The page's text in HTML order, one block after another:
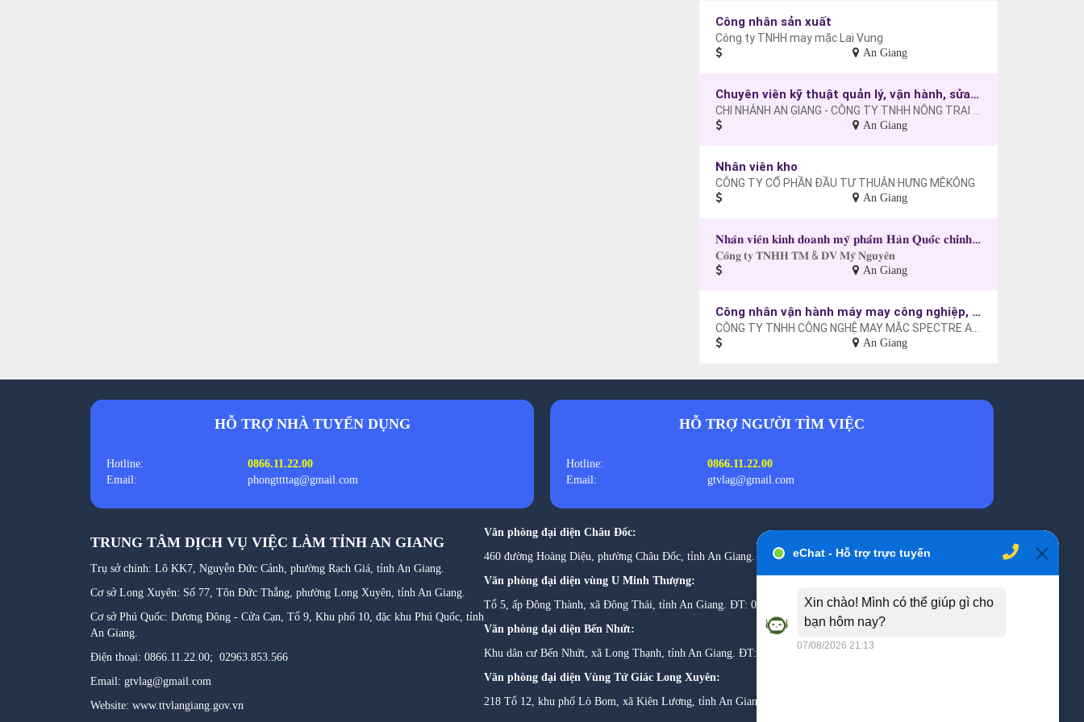
Công nhân sản xuất
Công ty TNHH may mặc Lai Vung
An Giang
Chuyên viên kỹ thuật quản lý, vận hành, sửa chữa máy móc
CHI NHÁNH AN GIANG - CÔNG TY TNHH NÔNG TRẠI XANH GOODFARM VIỆT NAM
An Giang
Nhân viên kho
CÔNG TY CỔ PHẦN ĐẦU TƯ THUẬN HƯNG MÊKÔNG
An Giang
𝐍𝐡𝐚̂𝐧 𝐯𝐢𝐞̂𝐧 𝐤𝐢𝐧𝐡 𝐝𝐨𝐚𝐧𝐡 𝐦𝐲̃ 𝐩𝐡𝐚̂̉𝐦 𝐇𝐚̀𝐧 𝐐𝐮𝐨̂́𝐜 𝐜𝐡𝐢́𝐧𝐡 𝐡𝐚̃𝐧𝐠
𝐂𝐨̂𝐧𝐠 𝐭𝐲 𝐓𝐍𝐇𝐇 𝐓𝐌 & 𝐃𝐕 𝐌𝐲̃ 𝐍𝐠𝐮𝐲𝐞̂𝐧
An Giang
Công nhân vận hành máy may công nghiệp, công nhân may
CÔNG TY TNHH CÔNG NGHỆ MAY MẶC SPECTRE AN GIANG VIỆT NAM
An Giang
HỖ TRỢ NHÀ TUYỂN DỤNG
Hotline:
0866.11.22.00
Email:
phongttttag@gmail.com
HỖ TRỢ NGƯỜI TÌM VIỆC
Hotline:
0866.11.22.00
Email:
gtvlag@gmail.com
TRUNG TÂM DỊCH VỤ VIỆC LÀM TỈNH AN GIANG
Trụ sở chính: Lô KK7, Nguyễn Đức Cảnh, phường Rạch Giá, tỉnh An Giang.
Cơ sở Long Xuyên: Số 77, Tôn Đức Thắng, phường Long Xuyên, tỉnh An Giang.
Cơ sở Phú Quốc: Dương Đông - Cửa Cạn, Tổ 9, Khu phố 10, đặc khu Phú Quốc, tỉnh
An Giang.
Điện thoại: 0866.11.22.00; 02963.853.566
Email: gtvlag@gmail.com
Website: www.ttvlangiang.gov.vn
Văn phòng đại diện Châu Đốc:
460 đường Hoàng Diệu, phường Châu Đốc, tỉnh An Giang. ĐT: 02963.550.926
Văn phòng đại diện vùng U Minh Thượng:
Tổ 5, ấp Đông Thành, xã Đông Thái, tỉnh An Giang. ĐT: 0989.113.992.
Văn phòng đại diện Bến Nhứt:
Khu dân cư Bến Nhứt, xã Long Thạnh, tỉnh An Giang. ĐT:0939.997.097
Văn phòng đại diện Vùng Tứ Giác Long Xuyên:
218 Tổ 12, khu phố Lò Bom, xã Kiên Lương, tỉnh An Giang